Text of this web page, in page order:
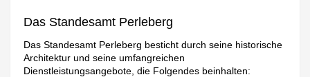
Das Standesamt Perleberg
Das Standesamt Perleberg besticht durch seine historische
Architektur und seine umfangreichen
Dienstleistungsangebote, die Folgendes beinhalten: